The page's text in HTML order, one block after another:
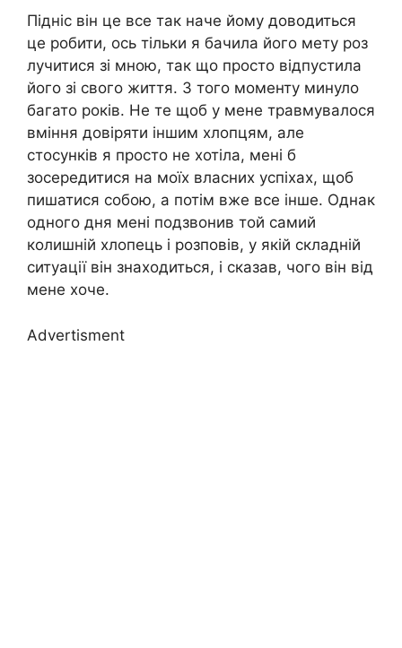
Підніс він це все так наче йому доводиться
це робити, ось тільки я бачила його мету роз
лучитися зі мною, так що просто відпустила
його зі свого життя. З того моменту минуло
багато років. Не те щоб у мене травмувалося
вміння довіряти іншим хлопцям, але
стосунків я просто не хотіла, мені б
зосередитися на моїх власних успіхах, щоб
пишатися собою, а потім вже все інше. Однак
одного дня мені подзвонив той самий
колишній хлопець і розповів, у якій складній
ситуації він знаходиться, і сказав, чого він від
мене хоче.
Advertisment